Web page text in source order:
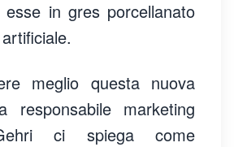
in gres porcellanato
meglio questa nuova
responsabile marketing
ci spiega come